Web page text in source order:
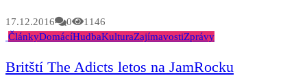
17.12.2016 0
1146
ČlánkyDomácíHudbaKulturaZajímavostiZprávy
Britští The Adicts letos na JamRocku